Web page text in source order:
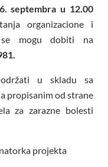
septembra u 12.00
organizacione i
se mogu dobiti na
u skladu sa
propisanim od strane
za zarazne bolesti
projekta